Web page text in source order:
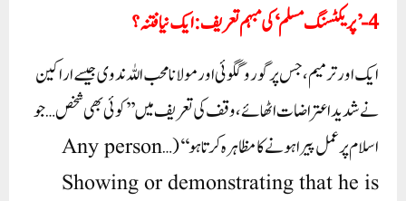
4-’پریکٹسنگ مسلم‘ کی مبہم تعریف: ایک نیا فتنہ؟
ایک اور ترمیم، جس پر گورو گگوئی اور مولانا محب اللہ ندوی جیسے اراکین
نے شدید اعتراضات اٹھائے، وقف کی تعریف میں ’’کوئی بھی شخص… جو
اسلام پر عمل پیرا ہونے کا مظاہرہ کرتا ہو‘‘ (Any person…
Showing or demonstrating that he is